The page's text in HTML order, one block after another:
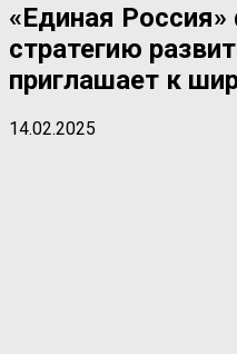
«Единая
стратегию
приглашает к
14.02.2025